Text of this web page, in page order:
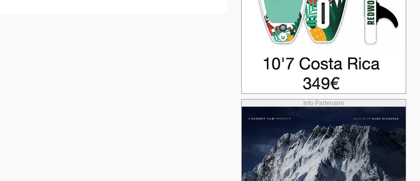
Info Partenaire